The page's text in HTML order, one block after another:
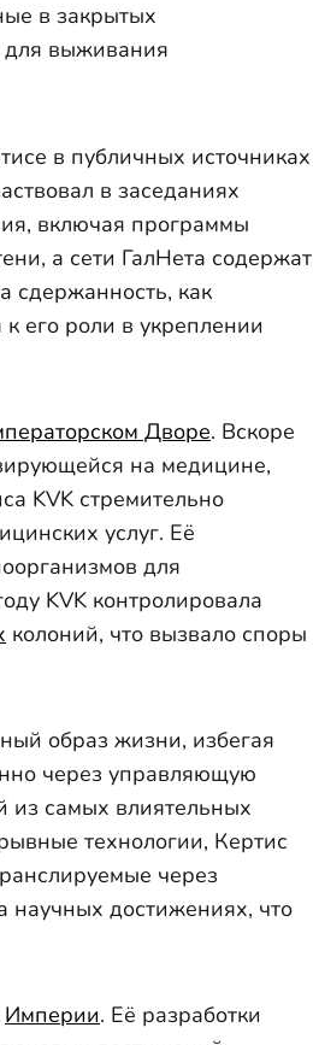
в закрытых
для выживания
в публичных источниках
в заседаниях
включая программы
а сети ГалНета содержат
сдержанность, как
его роли в укреплении
Дворе. Вскоре
на медицине,
KVK стремительно
услуг. Её
для
KVK контролировала
колоний, что вызвало споры
образ жизни, избегая
через управляющую
из самых влиятельных
технологии, Кертис
через
научных достижениях, что
Империи. Её разработки